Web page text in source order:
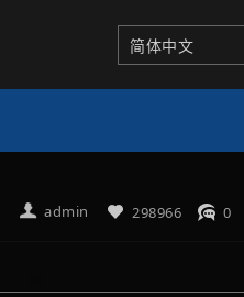
298966 0
admin